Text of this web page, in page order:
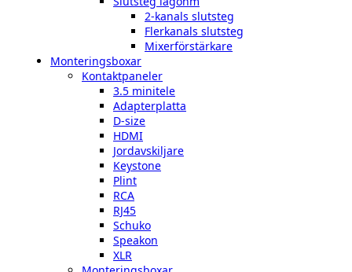
2-kanals slutsteg
Flerkanals slutsteg
Mixerförstärkare
Monteringsboxar
Kontaktpaneler
3.5 minitele
Adapterplatta
D-size
HDMI
Jordavskiljare
Keystone
Plint
RCA
RJ45
Schuko
Speakon
XLR